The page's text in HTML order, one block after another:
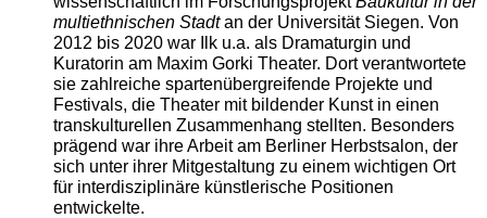
multiethnischen Stadtan der Universität Siegen. Von
2012 bis 2020 war Ilk u.a. als Dramaturgin und
Kuratorin am Maxim Gorki Theater. Dort verantwortete
sie zahlreiche spartenübergreifende Projekte und
Festivals, die Theater mit bildender Kunst in einen
transkulturellen Zusammenhang stellten. Besonders
prägend war ihre Arbeit am Berliner Herbstsalon, der
sich unter ihrer Mitgestaltung zu einem wichtigen Ort
für interdisziplinäre künstlerische Positionen
entwickelte.